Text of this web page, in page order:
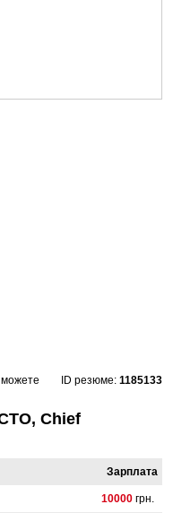
ID резюме: 1185133
Chief
Зарплата
10000 грн.